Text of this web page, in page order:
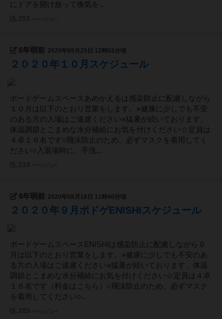
にドアを開け放って換気を...
6年弱前 2020年09月25日 12時02分頃
２０２０年１０月スケジュール
ボードゲームスペースあめかえるは感染防止に配慮しながら
１０月は以下のとおり営業をします。※健康に少しでも不安
のある方の入場はご遠慮ください※猛暑が続いております、
体温調節とこまめな水分補給にお気を付けください☆定員は
４卓１６名です○飛沫防止のため、必ずマスクを着用してく
ださい○入退場時に、手洗...
6年弱前 2020年08月18日 11時40分頃
２０２０年９月ボドゲENISHIスケジュール
ボードゲームスペースENISHIは感染防止に配慮しながら９
月は以下のとおり営業をします。※健康に少しでも不安のあ
る方の入場はご遠慮ください※猛暑が続いております、体温
調節とこまめな水分補給にお気を付けください☆定員は４卓
１６名です（料金はこちら）○飛沫防止のため、必ずマスク
を着用してください○...